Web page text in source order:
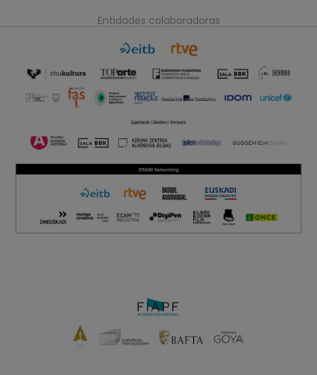
Entidades colaboradoras